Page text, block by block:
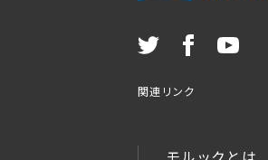
関連リンク